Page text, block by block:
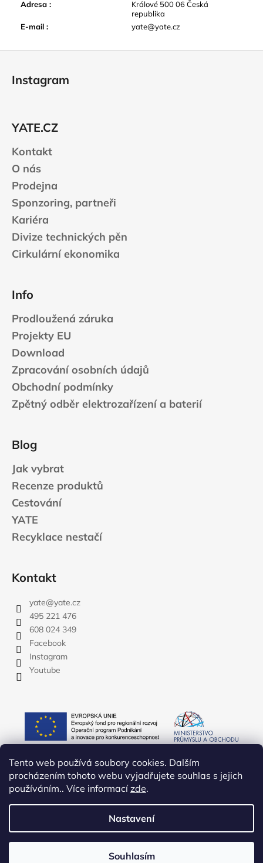
Tento web používá soubory cookies. Dalším
procházením tohoto webu vyjadřujete souhlas s jejich
používáním.. Více informacízde.
Nastavení
Souhlasím
Adresa :
Králové 500 06 Česká
republika
E-mail : yate@yate.cz
Instagram
YATE.CZ
Kontakt
O nás
Prodejna
Sponzoring, partneři
Kariéra
Divize technických pěn
Cirkulární ekonomika
Info
Prodloužená záruka
Projekty EU
Download
Zpracování osobních údajů
Obchodní podmínky
Zpětný odběr elektrozařízení a baterií
Blog
Jak vybrat
Recenze produktů
Cestování
YATE
Recyklace nestačí
Kontakt
yate@yate.cz
495 221 476
608 024 349
Facebook
Instagram
Youtube
Copyright 2026YATE.CZ. Všechna práva vyhrazena.Upravit
nastavení cookies